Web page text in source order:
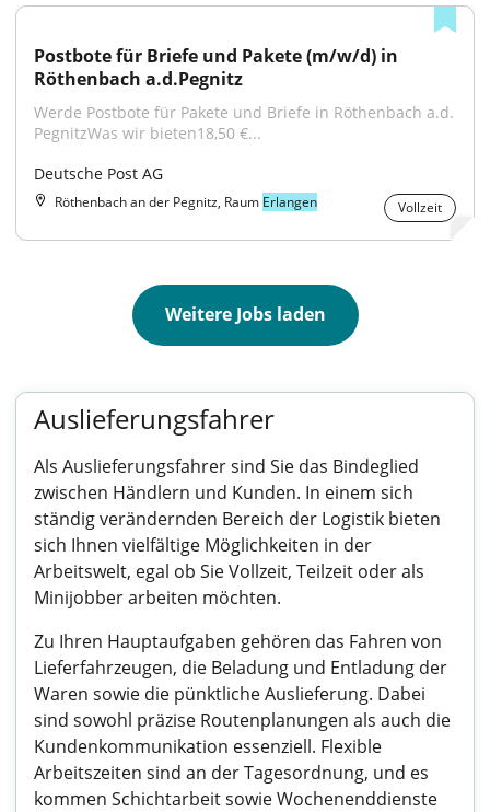
Postbote für Briefe und Pakete (m/w/d) in
Röthenbach a.d.Pegnitz
Werde Postbote für Pakete und Briefe in Röthenbach a.d.
PegnitzWas wir bieten18,50 €...
Deutsche Post AG
Röthenbach an der Pegnitz, Raum Erlangen Vollzeit
Weitere Jobs laden
Auslieferungsfahrer
Als Auslieferungsfahrer sind Sie das Bindeglied
zwischen Händlern und Kunden. In einem sich
ständig verändernden Bereich der Logistik bieten
sich Ihnen vielfältige Möglichkeiten in der
Arbeitswelt, egal ob Sie Vollzeit, Teilzeit oder als
Minijobber arbeiten möchten.
Zu Ihren Hauptaufgaben gehören das Fahren von
Lieferfahrzeugen, die Beladung und Entladung der
Waren sowie die pünktliche Auslieferung. Dabei
sind sowohl präzise Routenplanungen als auch die
Kundenkommunikation essenziell. Flexible
Arbeitszeiten sind an der Tagesordnung, und es
kommen Schichtarbeit sowie Wochenenddienste